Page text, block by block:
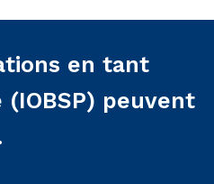
en tant
peuvent